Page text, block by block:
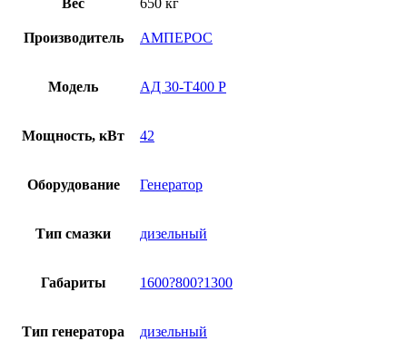
Вес 650 кг
Производитель АМПЕРОС
Модель АД 30-Т400 Р
Мощность, кВт 42
Оборудование Генератор
Тип смазки дизельный
Габариты 1600?800?1300
Тип генератора дизельный